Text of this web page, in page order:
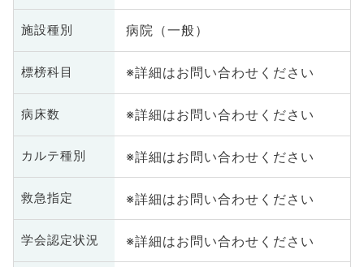
施設種別 病院（一般）
標榜科目 ※詳細はお問い合わせください
病床数 ※詳細はお問い合わせください
カルテ種別 ※詳細はお問い合わせください
救急指定 ※詳細はお問い合わせください
学会認定状況 ※詳細はお問い合わせください